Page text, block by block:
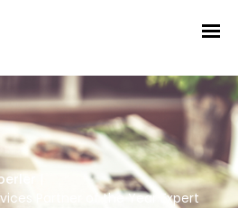
Services
Partner of the Year Expert